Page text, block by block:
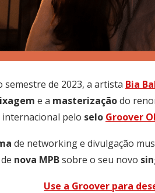
semestre de 2023, a artista Bia
e a masterizaçãodo
pelo selo Groover
de networking e divulgação
de nova MPBsobre o seu novo
Use a Groover para